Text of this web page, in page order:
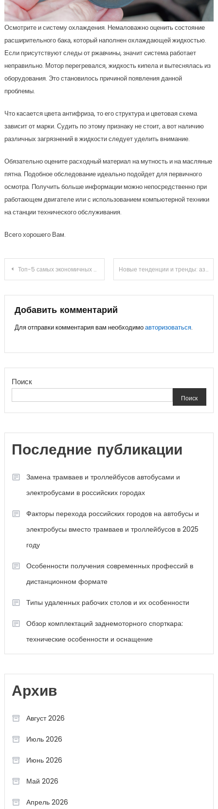
Осмотрите и систему охлаждения. Немаловажно оценить состояние
расширительного бака, который наполнен охлаждающей жидкостью.
Если присутствуют следы от ржавчины, значит система работает
неправильно. Мотор перегревался, жидкость кипела и вытеснялась из
оборудования. Это становилось причиной появления данной
проблемы.
Что касается цвета антифриза, то его структура и цветовая схема
зависит от марки. Судить по этому признаку не стоит, а вот наличию
различных загрязнений в жидкости следует уделить внимание.
Обязательно оцените расходный материал на мутность и на масляные
пятна. Подобное обследование идеально подойдет для первичного
осмотра. Получить больше информации можно непосредственно при
работающем двигателе или с использованием компьютерной техники
на станции технического обслуживания.
Всего хорошего Вам.
Навигация
записям
Топ-5 самых экономичных автомобилей марки BMW Новые тенденции и тренды: азот в шинах миф или реальность?
Добавить комментарий
Для отправки комментария вам необходимоавторизоваться.
Поиск
Поиск
Последние публикации
Замена трамваев и троллейбусов автобусами и
электробусами в российских городах
Факторы перехода российских городов на автобусы и
электробусы вместо трамваев и троллейбусов в 2025
году
Особенности получения современных профессий в
дистанционном формате
Типы удаленных рабочих столов и их особенности
Обзор комплектаций заднемоторного спорткара:
технические особенности и оснащение
Архив
Август 2026
Июль 2026
Июнь 2026
Май 2026
Апрель 2026